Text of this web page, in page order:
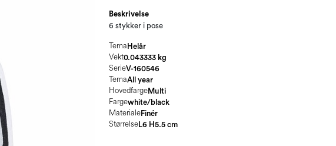
Beskrivelse
6 stykker i pose
Tema Helår
Vekt0.043333 kg
SerieV-160546
TemaAll year
HovedfargeMulti
Fargewhite/black
MaterialeFinér
StørrelseL6 H5.5 cm